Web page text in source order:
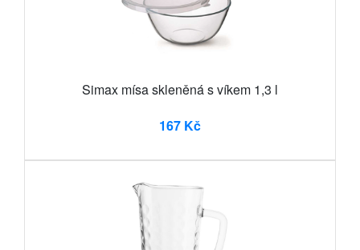
Simax mísa skleněná s víkem 1,3 l
167 Kč